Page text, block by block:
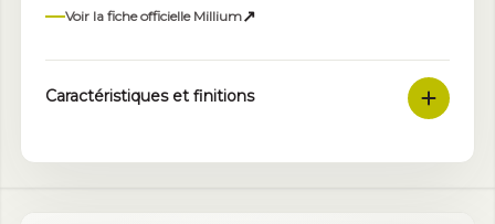
Voir la fiche officielle Millium↗
Caractéristiques et finitions